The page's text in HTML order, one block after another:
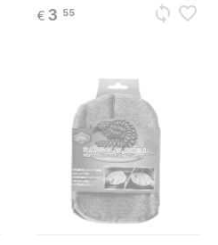
€ 3 55 sync favorite_border